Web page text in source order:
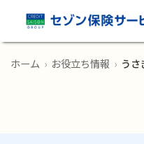
ホーム › お役立ち情報 › う